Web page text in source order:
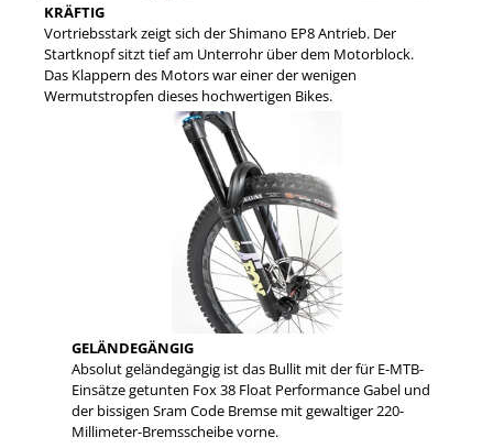
KRÄFTIG
Vortriebsstark zeigt sich der Shimano EP8 Antrieb. Der
Startknopf sitzt tief am Unterrohr über dem Motorblock.
Das Klappern des Motors war einer der wenigen
Wermutstropfen dieses hochwertigen Bikes.
GELÄNDEGÄNGIG
Absolut geländegängig ist das Bullit mit der für E-MTB-
Einsätze getunten Fox 38 Float Performance Gabel und
der bissigen Sram Code Bremse mit gewaltiger 220-
Millimeter-Bremsscheibe vorne.